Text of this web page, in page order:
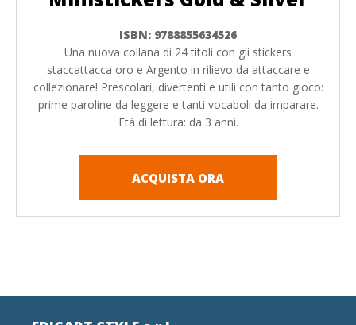
ISBN: 9788855634526
Una nuova collana di 24 titoli con gli stickers
staccattacca oro e Argento in rilievo da attaccare e
collezionare! Prescolari, divertenti e utili con tanto gioco:
prime paroline da leggere e tanti vocaboli da imparare.
Età di lettura: da 3 anni.
ACQUISTA ORA